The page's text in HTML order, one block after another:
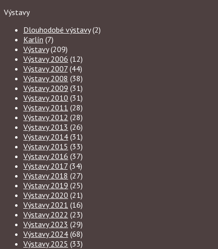
Výstavy
Dlouhodobé výstavy(2)
Karlín (7)
Výstavy(209)
Výstavy 2006 (12)
Výstavy 2007 (44)
Výstavy 2008 (38)
Výstavy 2009 (31)
Výstavy 2010 (31)
Výstavy 2011 (28)
Výstavy 2012 (28)
Výstavy 2013 (26)
Výstavy 2014 (31)
Výstavy 2015 (33)
Výstavy 2016 (37)
Výstavy 2017 (34)
Výstavy 2018 (27)
Výstavy 2019 (25)
Výstavy 2020 (21)
Výstavy 2021 (16)
Výstavy 2022 (23)
Výstavy 2023 (29)
Výstavy 2024 (68)
Výstavy 2025 (33)